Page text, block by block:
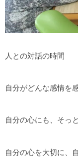
人との対話の時間
自分がどんな感情を
自分の心にも、そっ
自分の心を大切に、